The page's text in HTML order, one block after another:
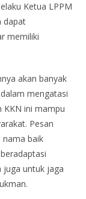
Ketua LPPM
dapat
memiliki
akan banyak
mengatasi
KKN ini mampu
Pesan
nama baik
juga untuk jaga